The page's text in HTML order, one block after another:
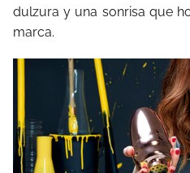
dulzura y una sonrisa que
marca.